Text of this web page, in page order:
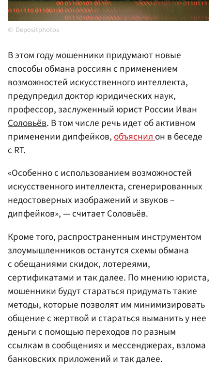
Depositphotos
В этом году мошенники придумают новые
способы обмана россиян с применением
возможностей искусственного интеллекта,
предупредил доктор юридических наук,
профессор, заслуженный юрист России Иван
Соловьёв. В том числе речь идет об активном
применении дипфейков,объяснилон в беседе
с RT.
«Особенно с использованием возможностей
искусственного интеллекта, сгенерированных
недостоверных изображений и звуков –
дипфейков», — считает Соловьёв.
Кроме того, распространенным инструментом
злоумышленников останутся схемы обмана
с обещаниями скидок, лотереями,
сертификатами и так далее. По мнению юриста,
мошенники будут стараться придумать такие
методы, которые позволят им минимизировать
общение с жертвой и стараться выманить у нее
деньги с помощью переходов по разным
ссылкам в сообщениях и мессенджерах, взлома
банковских приложений и так далее.